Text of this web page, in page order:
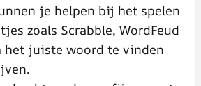
je helpen bij het spelen
zoals Scrabble, WordFeud
het juiste woord te vinden